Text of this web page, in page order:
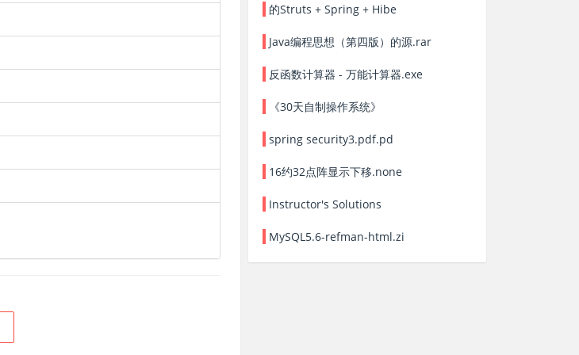
的Struts + Spring + Hibe
Java编程思想（第四版）的源.rar
反函数计算器 - 万能计算器.exe
《30天自制操作系统》
spring security3.pdf.pd
16约32点阵显示下移.none
Instructor's Solutions
MySQL5.6-refman-html.zi